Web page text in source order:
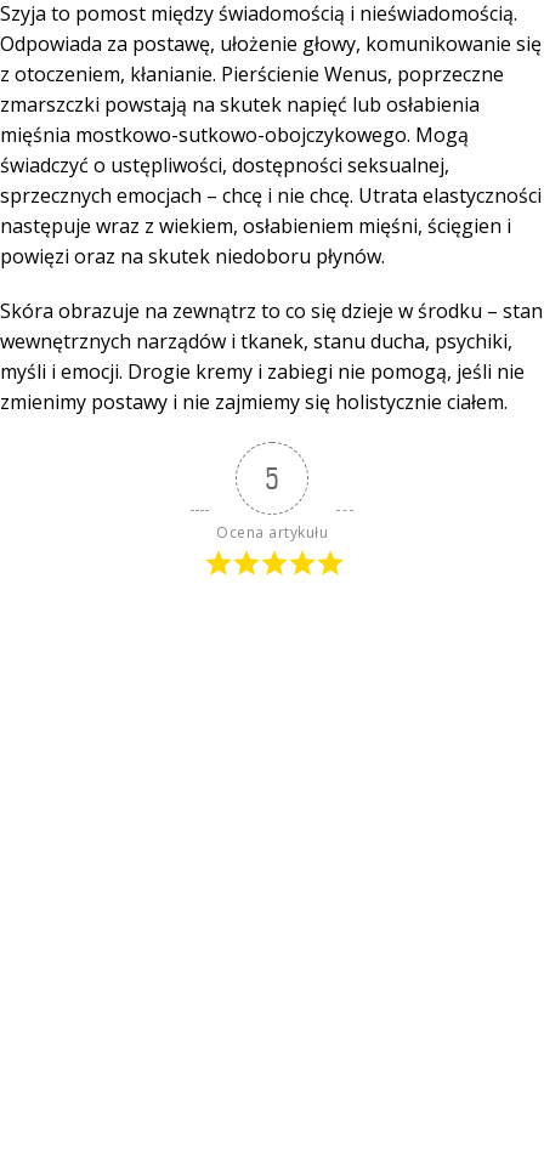
Szyja to pomost między świadomością i nieświadomością.
Odpowiada za postawę, ułożenie głowy, komunikowanie się
z otoczeniem, kłanianie. Pierścienie Wenus, poprzeczne
zmarszczki powstają na skutek napięć lub osłabienia
mięśnia mostkowo-sutkowo-obojczykowego. Mogą
świadczyć o ustępliwości, dostępności seksualnej,
sprzecznych emocjach – chcę i nie chcę. Utrata elastyczności
następuje wraz z wiekiem, osłabieniem mięśni, ścięgien i
powięzi oraz na skutek niedoboru płynów.
Skóra obrazuje na zewnątrz to co się dzieje w środku – stan
wewnętrznych narządów i tkanek, stanu ducha, psychiki,
myśli i emocji. Drogie kremy i zabiegi nie pomogą, jeśli nie
zmienimy postawy i nie zajmiemy się holistycznie ciałem.
5
Ocena artykułu